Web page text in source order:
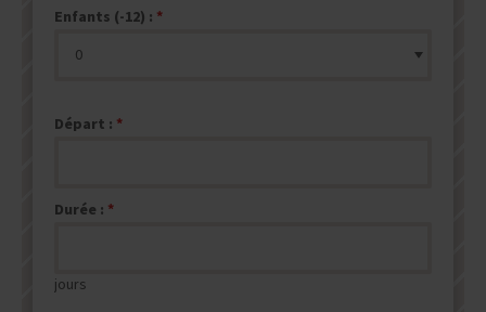
Enfants (-12) :
Départ :
Durée :
jours